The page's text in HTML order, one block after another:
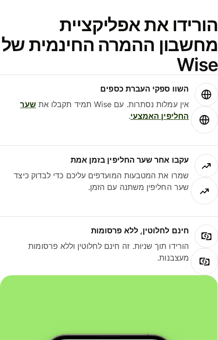
את אפליקציית
ההמרה החינמית של
השוו ספקי העברת כספים
אין עמלות נסתרות. עם Wise תמיד תקבלו את
שער
החליפין האמצעי.
עקבו אחר שער החליפין בזמן אמת
שמרו את המטבעות המועדפים עליכם כדי לבדוק כיצד
שער החליפין משתנה עם הזמן.
חינם לחלוטין, ללא פרסומות
הורידו תוך שניות. זה חינם לחלוטין וללא פרסומות
מעצבנות.